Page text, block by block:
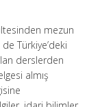
mezun
Türkiye’deki
derslerden
almış